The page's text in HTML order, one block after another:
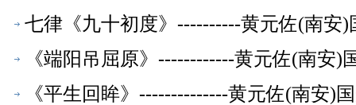
七律《九十初度》----------黄元佐(南安
《端阳吊屈原》------------黄元佐(南安
《平生回眸》--------------黄元佐(南安)